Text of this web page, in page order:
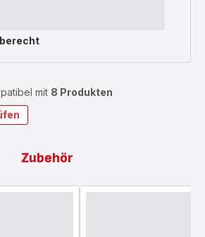
mit 8 Produkten
Zubehör